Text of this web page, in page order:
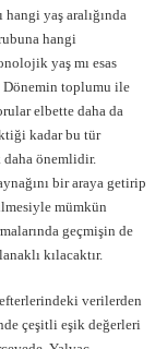
yaş aralığında
hangi
yaş mı esas
toplumu ile
elbette daha da
kadar bu tür
önemlidir.
bir araya getirip
mümkün
geçmişin de
kılacaktır.
verilerden
çeşitli eşik değerleri